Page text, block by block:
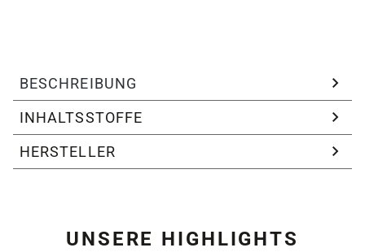
BESCHREIBUNG
INHALTSSTOFFE
HERSTELLER
UNSERE HIGHLIGHTS